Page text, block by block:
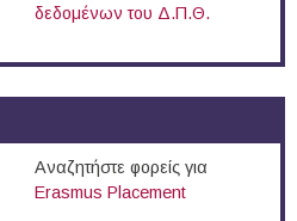
δεδομένων του Δ.Π.Θ.
Αναζητήστε φορείς για
Erasmus Placement